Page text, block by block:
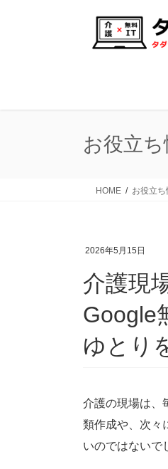
お役立ち
HOME お役立ち
2026年5月15日
介護現
Google
ゆとり
介護の現場は、
類作成や、次々
いのではないで